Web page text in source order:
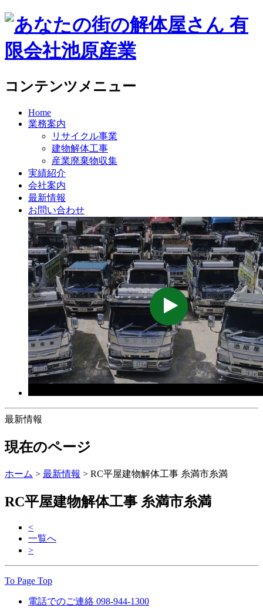
コンテンツメニュー
Home
業務案内
リサイクル事業
建物解体工事
産業廃棄物収集
実績紹介
会社案内
最新情報
お問い合わせ
最新情報
現在のページ
ホーム > 最新情報 > RC平屋建物解体工事 糸満市糸満
RC平屋建物解体工事 糸満市糸満
<
一覧へ
>
To Page Top
電話でのご連絡 098-944-1300